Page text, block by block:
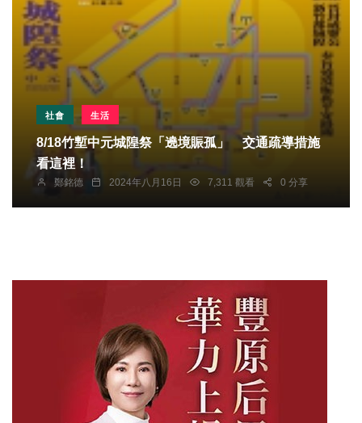
社會 生活
8/18竹塹中元城隍祭「遶境賑孤」 交通疏導措施
看這裡！
鄭銘德 2024年八月16日 7,311 觀看 0 分享